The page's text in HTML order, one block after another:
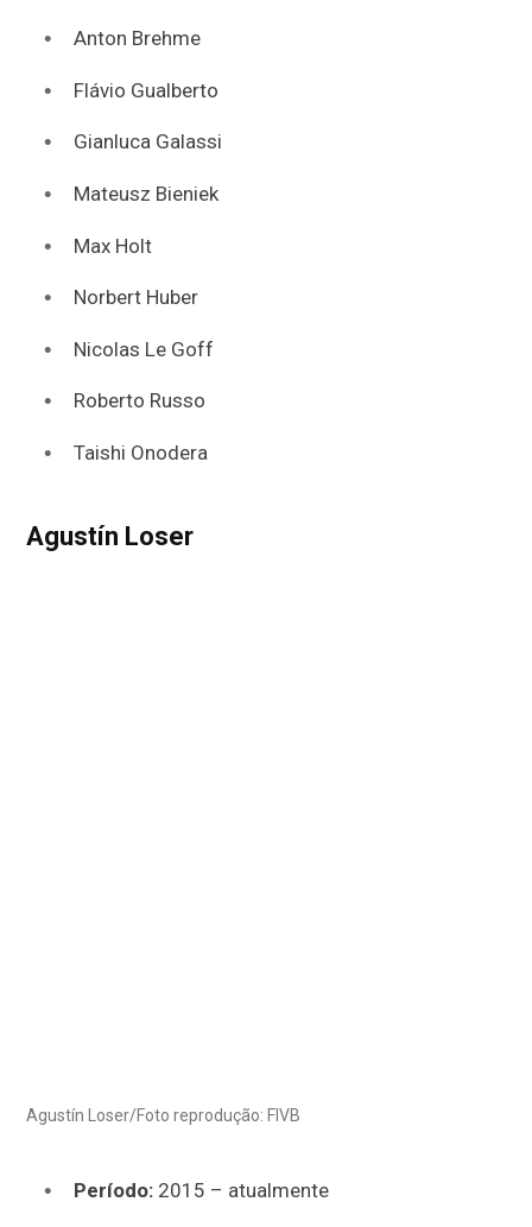
Anton Brehme
Flávio Gualberto
Gianluca Galassi
Mateusz Bieniek
Max Holt
Norbert Huber
Nicolas Le Goff
Roberto Russo
Taishi Onodera
Agustín Loser
Agustín Loser/Foto reprodução: FIVB
Período: 2015 – atualmente